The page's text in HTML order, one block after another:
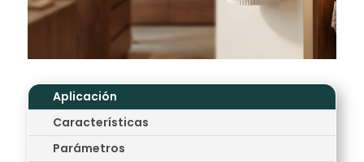
Aplicación
Características
Parámetros